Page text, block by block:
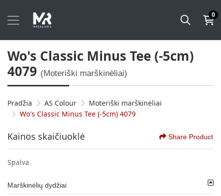
0
Wo's Classic Minus Tee (-5cm)
4079 (Moteriški marškinėliai)
Pradžia AS Colour
Moteriški marškinėliai
Wo's Classic Minus Tee (-5cm) 4079
Kainos skaičiuoklė Share Product
Spalva
Marškinėlių dydžiai